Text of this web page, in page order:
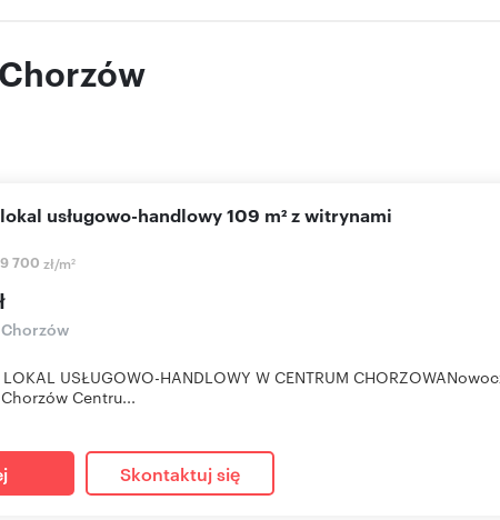
9 700 zł/m2
lokal usługowo-handlowy 109 m² z witrynami
LOKAL USŁUGOWO-HANDLOWY W CENTRUM
Centru...
Skontaktuj się